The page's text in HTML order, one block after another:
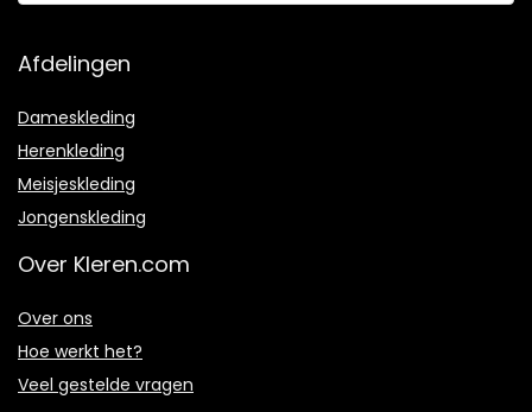
Afdelingen
Dameskleding
Herenkleding
Meisjeskleding
Jongenskleding
Over Kleren.com
Over ons
Hoe werkt het?
Veel gestelde vragen